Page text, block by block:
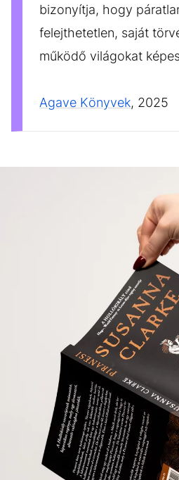
bizonyítja, hogy
felejthetetlen, saját
működő világokat
Agave Könyvek, 2025